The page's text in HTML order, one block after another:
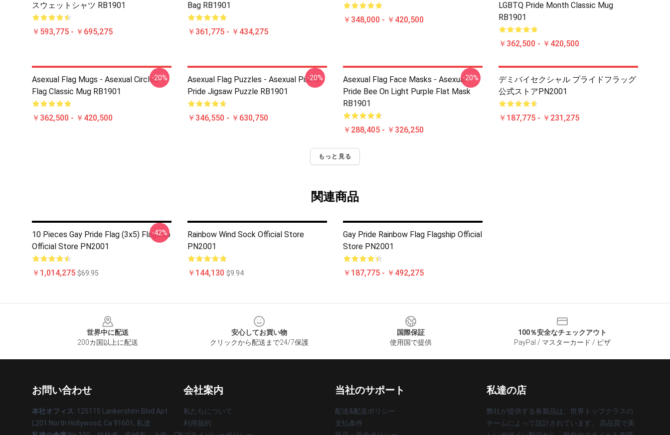
スウェットシャツ RB1901
￥593,775 - ￥695,275
Bag RB1901
￥361,775 - ￥434,275
￥348,000 - ￥420,500
LGBTQ Pride Month Classic Mug
RB1901
￥362,500 - ￥420,500
Asexual Flag Mugs - Asexual Circles
Flag Classic Mug RB1901
￥362,500 - ￥420,500
-20%
Asexual Flag Puzzles - Asexual Pirate
Pride Jigsaw Puzzle RB1901
￥346,550 - ￥630,750
-20%
Asexual Flag Face Masks - Asexual
Pride Bee On Light Purple Flat Mask
RB1901
￥288,405 - ￥326,250
-20%
デミバイセクシャル プライドフラッグ
公式ストアPN2001
￥187,775 - ￥231,275
もっと見る
関連商品
10 Pieces Gay Pride Flag (3x5) Flagship
Official Store PN2001
￥1,014,275 $69.95
-42%
Rainbow Wind Sock Official Store
PN2001
￥144,130 $9.94
Gay Pride Rainbow Flag Flagship Official
Store PN2001
￥187,775 - ￥492,275
世界中に配送
200カ国以上に配送
安心してお買い物
クリックから配送まで24/7保護
国際保証
使用国で提供
100％安全なチェックアウト
PayPal / マスターカード / ビザ
お問い合わせ
本社オフィス: 125115 Lankershim Blvd Apt
L201 North Hollywood, Ca 91601, 私達
会社案内
私たちについて
利用規約
当社のサポート
配送&配送ポリシー
支払条件
私達の店
弊社が提供する各製品は、世界トップクラスの
チームによって設計されています。 高品質で美